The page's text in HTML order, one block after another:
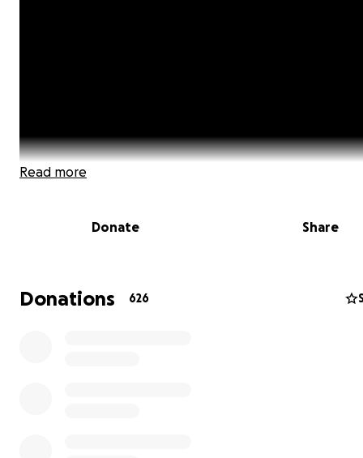
Read more
Donate Share
Donations 626